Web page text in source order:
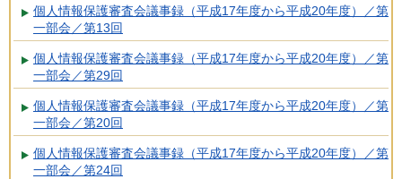
個人情報保護審査会議事録（平成17年度から平成20年度）／第
一部会／第13回
個人情報保護審査会議事録（平成17年度から平成20年度）／第
一部会／第29回
個人情報保護審査会議事録（平成17年度から平成20年度）／第
一部会／第20回
個人情報保護審査会議事録（平成17年度から平成20年度）／第
一部会／第24回